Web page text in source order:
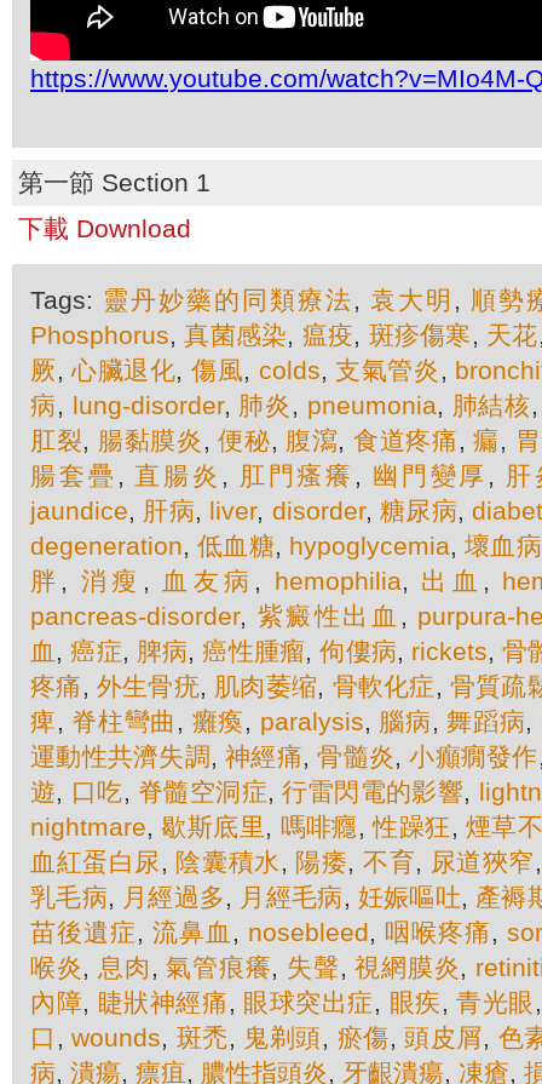
https://www.youtube.com/watch?v=MIo4M-
第一節 Section 1
下載 Download
Tags: 靈丹妙藥的同類療法, 袁大明 , 順勢
Phosphorus,真菌感染, 瘟疫, 斑疹傷寒, 天花
厥,心臟退化,傷風, colds,支氣管炎 ,
病, lung-disorder, 肺炎 , pneumonia, 肺結核
肛裂, 腸黏膜炎 ,便秘, 腹瀉,食道疼痛,瘺,
腸套疊 , 直腸炎 , 肛門瘙癢 , 幽門變厚 , 肝
jaundice, 肝病, liver, disorder, 糖尿病,
degeneration,低血糖, hypoglycemia,壞血病
胖 , 消瘦 , 血友病 , hemophilia, 出血 ,
pancreas-disorder, 紫癜性出血 , purpura-
血 ,癌症, 脾病,癌性腫瘤,佝僂病, rickets,骨
疼痛, 外生骨疣, 肌肉萎缩, 骨軟化症, 骨質疏
痺, 脊柱彎曲 , 癱瘓, paralysis, 腦病, 舞蹈病,
運動性共濟失調,神經痛,骨髓炎,小癲癇發作
遊, 口吃, 脊髓空洞症,行雷閃電的影響,
nightmare,歇斯底里, 嗎啡癮,性躁狂,煙草
血紅蛋白尿 , 陰囊積水, 陽痿, 不育, 尿道狹窄
乳毛病, 月經過多, 月經毛病, 妊娠嘔吐, 產褥
苗後遺症, 流鼻血 , nosebleed, 咽喉疼痛,
喉炎, 息肉 ,氣管痕癢, 失聲,視網膜炎,
內障, 睫狀神經痛, 眼球突出症, 眼疾,青光眼
口 ,wounds, 斑禿, 鬼剃頭, 瘀傷,頭皮屑, 色
病, 潰瘍, 瘭疽, 膿性指頭炎, 牙齦潰瘍, 凍瘡,